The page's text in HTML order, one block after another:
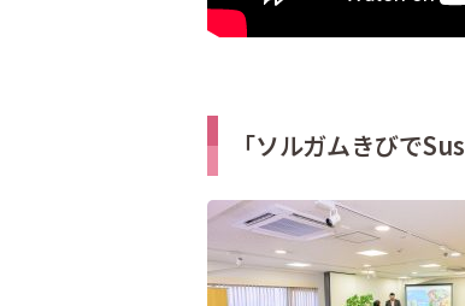
「ソルガムきびで